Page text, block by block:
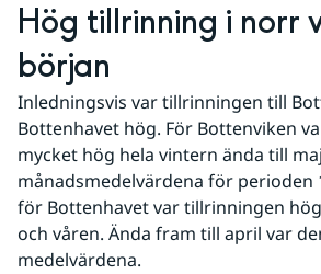
Hög tillrinning i norr
början
Inledningsvis var tillrinningen till
Bottenhavet hög. För Bottenviken
mycket hög hela vintern ända till
månadsmedelvärdena för perioden
för Bottenhavet var tillrinningen
och våren. Ända fram till april var
medelvärdena.